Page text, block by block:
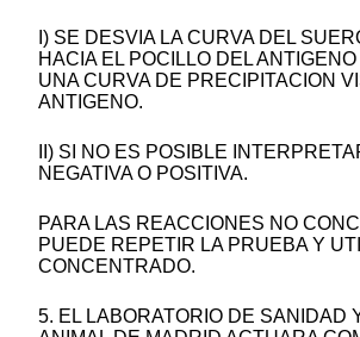
I) SE DESVIA LA CURVA DEL
HACIA EL POCILLO DEL
UNA CURVA DE PRECIPITACION
ANTIGENO.
II) SI NO ES POSIBLE
NEGATIVA O POSITIVA.
PARA LAS REACCIONES NO
PUEDE REPETIR LA PRUEBA Y
CONCENTRADO.
5. EL LABORATORIO DE SANIDAD